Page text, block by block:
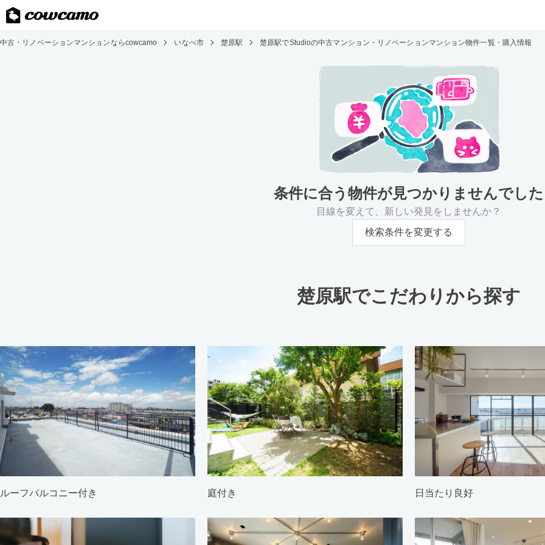
中古・リノベーションマンションならcowcamo いなべ市 楚原駅 楚原駅でStudioの中古マンション・リノベーションマンション物件一覧・購入情報
条件に合う物件が見つかりませんでした
目線を変えて、新しい発見をしませんか？
検索条件を変更する
楚原駅でこだわりから探す
ルーフバルコニー付き 庭付き 日当たり良好